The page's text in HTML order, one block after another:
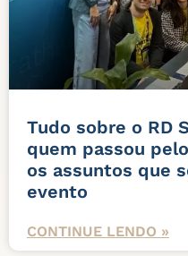
Tudo sobre o RD
quem passou
os assuntos que
evento
CONTINUE LENDO »